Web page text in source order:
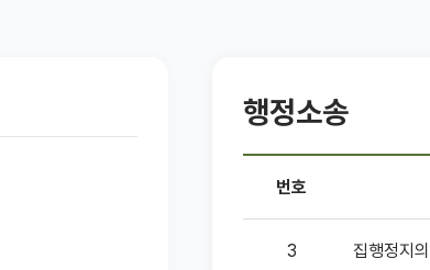
행정소송
번호
3 집행정지